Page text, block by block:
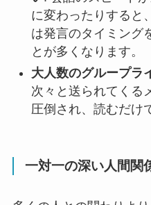
に変わったりすると
は発言のタイミング
とが多くなります。
大人数のグループラ
次々と送られてくる
圧倒され、読むだけ
一対一の深い人間関